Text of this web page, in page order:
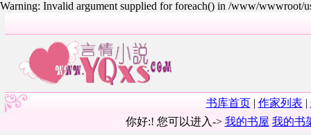
Warning: Invalid argument supplied for foreach() in /www/wwwroot/
书库首页| 作家列表 |
你好:! 您可以进入-> 我的书屋 我的书